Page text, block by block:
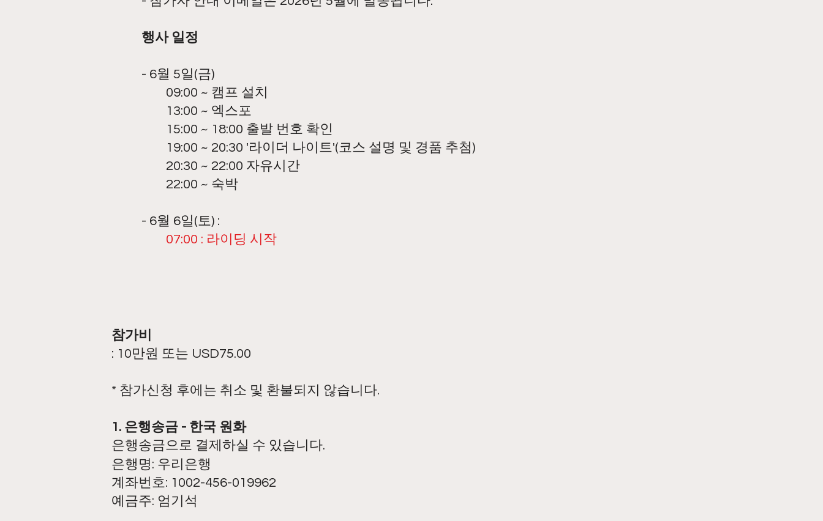
행사 일정
- 6월 5일(금)
09:00 ~ 캠프 설치
13:00 ~ 엑스포
15:00 ~ 18:00 출발 번호 확인
19:00 ~ 20:30 '라이더 나이트'(코스 설명 및 경품 추첨)
20:30 ~ 22:00 자유시간
22:00 ~ 숙박
- 6월 6일(토) :
07:00 : 라이딩 시작
참가비
: 10만원 또는 USD75.00
* 참가신청 후에는 취소 및 환불되지 않습니다.
1. 은행송금 - 한국 원화
은행송금으로 결제하실 수 있습니다.
은행명: 우리은행
계좌번호: 1002-456-019962
예금주: 엄기 석